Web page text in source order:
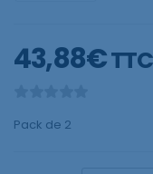
43,88€TTC
Pack de 2